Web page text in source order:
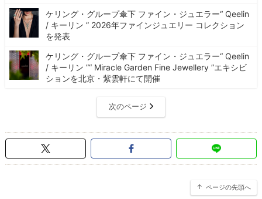
ケリング・グループ傘下 ファイン・ジュエラー“ Qeelin
/ キーリン ” 2026年ファインジュエリー コレクション
を発表
ケリング・グループ傘下 ファイン・ジュエラー“ Qeelin
/ キーリン ”“ Miracle Garden Fine Jewellery ”エキシビ
ションを北京・紫雲軒にて開催
次のページ
ページの先頭へ